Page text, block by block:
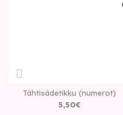
Tähtisädetikku (numerot)
5,50€